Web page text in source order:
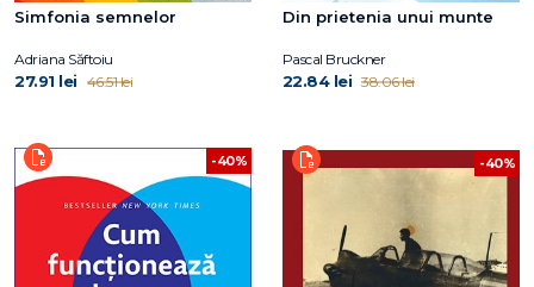
Simfonia semnelor
Adriana Săftoiu
27.91 lei 46.51 lei
Din prietenia unui munte
Pascal Bruckner
22.84 lei 38.06 lei
-40% -40%